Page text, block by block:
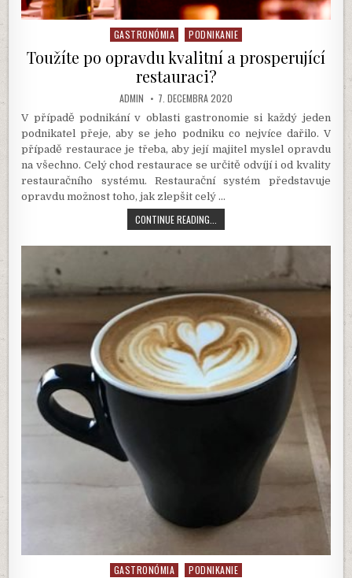
Posted
GASTRONÓMIA PODNIKANIE
Toužíte po opravdu kvalitní a prosperující
restauraci?
AUTHOR:
ADMIN PUBLISHED
DATE:
7. DECEMBRA 2020
V případě podnikání v oblasti gastronomie si každý jeden
podnikatel přeje, aby se jeho podniku co nejvíce dařilo. V
případě restaurace je třeba, aby její majitel myslel opravdu
na všechno. Celý chod restaurace se určitě odvíjí i od kvality
restauračního systému. Restaurační systém představuje
opravdu možnost toho, jak zlepšit celý …
CONTINUE READING...
PO
OPRAVDU
PROSPERUJÍCÍ
RESTAURACI?
Posted
GASTRONÓMIA PODNIKANIE